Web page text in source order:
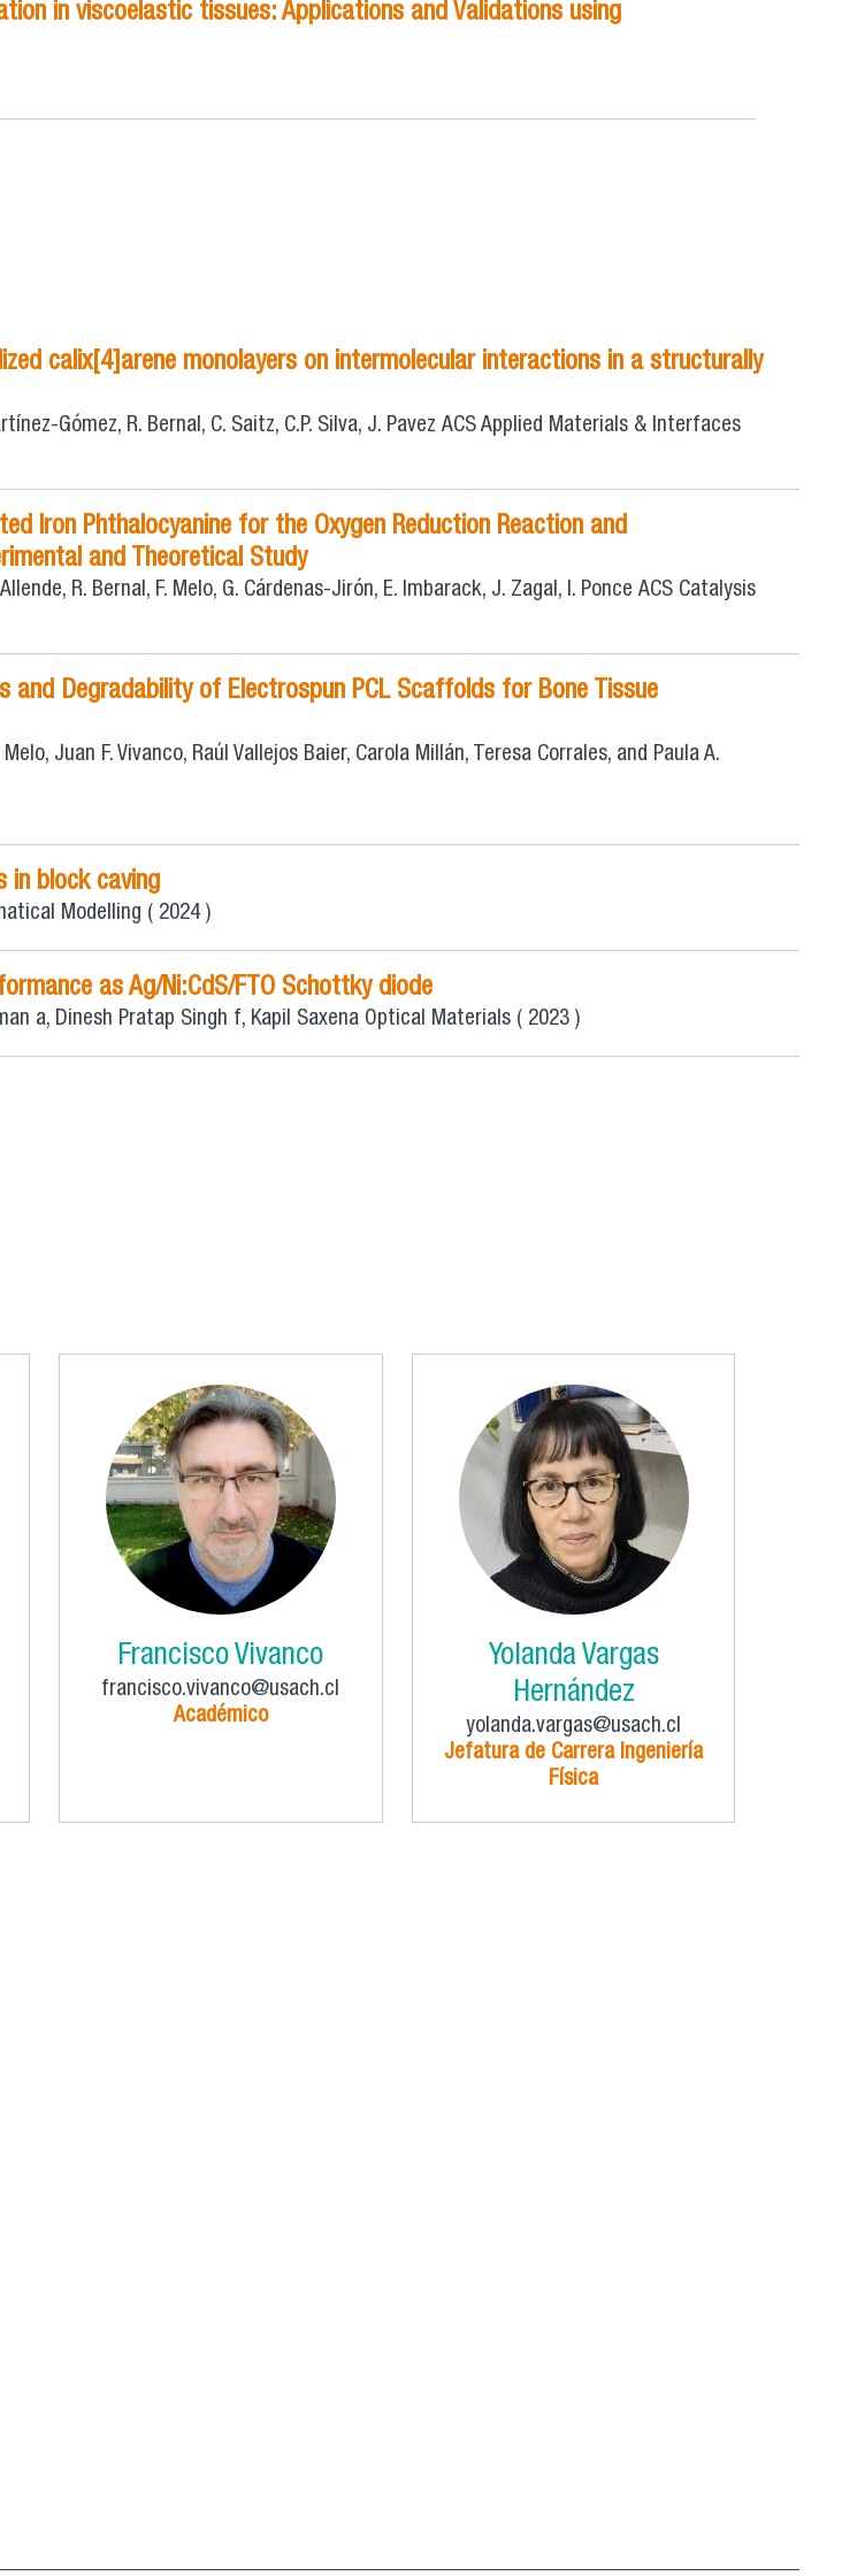
in viscoelastic tissues: Applications and Validations using
calix[4]arene monolayers on intermolecular interactions in a structurally
Gómez, R. Bernal, C. Saitz, C.P. Silva, J. Pavez ACS Applied Materials & Interfaces
Iron Phthalocyanine for the Oxygen Reduction Reaction and
and Theoretical Study
R. Bernal, F. Melo, G. Cárdenas-Jirón, E. Imbarack, J. Zagal, I. Ponce ACS Catalysis
Degradability of Electrospun PCL Scaffolds for Bone Tissue
Juan F. Vivanco, Raúl Vallejos Baier, Carola Millán, Teresa Corrales, and Paula A.
in block caving
Modelling ( 2024 )
as Ag/Ni:CdS/FTO Schottky diode
a, Dinesh Pratap Singh f, Kapil Saxena Optical Materials ( 2023 )
Francisco Vivanco
francisco.vivanco@usach.cl
Académico
Yolanda Vargas
Hernández
yolanda.vargas@usach.cl
Jefatura de Carrera Ingeniería
Física